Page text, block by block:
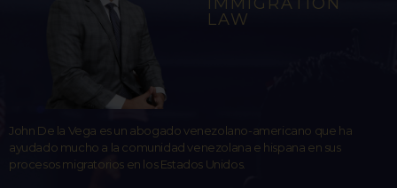
LAW
John De la Vega es un abogado venezolano-americano que ha
ayudado mucho a la comunidad venezolana e hispana en sus
procesos migratorios en los Estados Unidos.